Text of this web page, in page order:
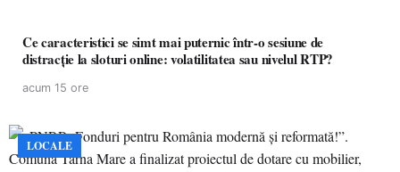
Ce caracteristici se simt mai puternic într-o sesiune de
distracție la sloturi online: volatilitatea sau nivelul RTP?
acum 15 ore
LOCALE